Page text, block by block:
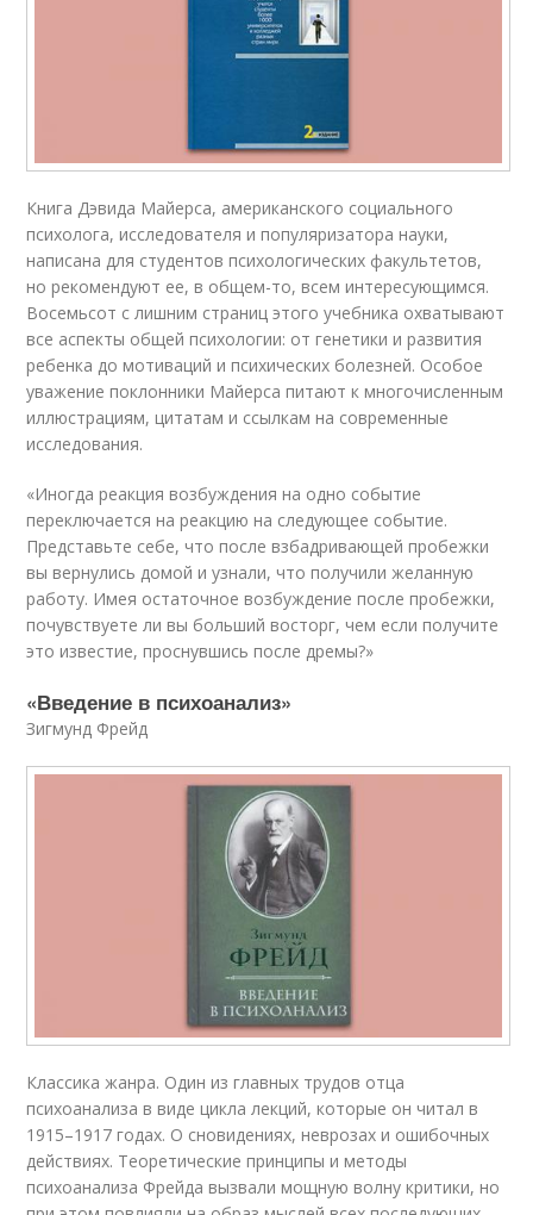
Книга Дэвида Майерса, американского социального
психолога, исследователя и популяризатора науки,
написана для студентов психологических факультетов,
но рекомендуют ее, в общем-то, всем интересующимся.
Восемьсот с лишним страниц этого учебника охватывают
все аспекты общей психологии: от генетики и развития
ребенка до мотиваций и психических болезней. Особое
уважение поклонники Майерса питают к многочисленным
иллюстрациям, цитатам и ссылкам на современные
исследования.
«Иногда реакция возбуждения на одно событие
переключается на реакцию на следующее событие.
Представьте себе, что после взбадривающей пробежки
вы вернулись домой и узнали, что получили желанную
работу. Имея остаточное возбуждение после пробежки,
почувствуете ли вы больший восторг, чем если получите
это известие, проснувшись после дремы?»
«Введение в психоанализ»
Зигмунд Фрейд
Классика жанра. Один из главных трудов отца
психоанализа в виде цикла лекций, которые он читал в
1915–1917 годах. О сновидениях, неврозах и ошибочных
действиях. Теоретические принципы и методы
психоанализа Фрейда вызвали мощную волну критики, но